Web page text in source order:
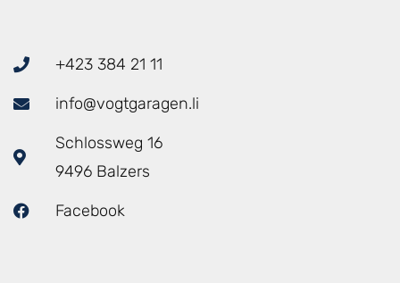
+423 384 21 11
info@vogtgaragen.li
Schlossweg 16
9496 Balzers
Facebook